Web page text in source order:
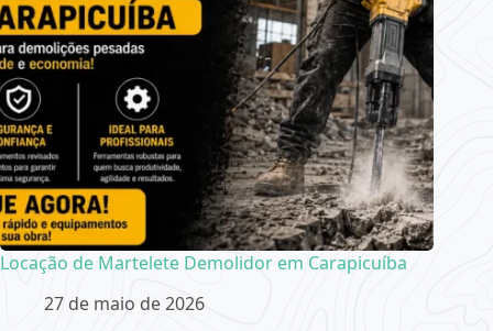
Locação de Martelete Demolidor em Carapicuíba
27 de maio de 2026